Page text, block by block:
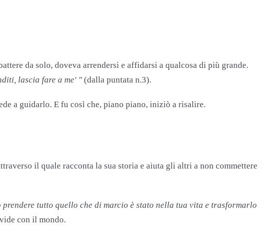
da solo, doveva arrendersi e affidarsi a qualcosa di più grande.
lascia fare a me' " ​ (dalla puntata n.3).
a guidarlo. E fu così che, piano piano, iniziò a risalire.
il quale racconta la sua storia e aiuta gli altri a non commettere
prendere tutto quello che di marcio è stato nella tua vita e trasformarlo
con il mondo.